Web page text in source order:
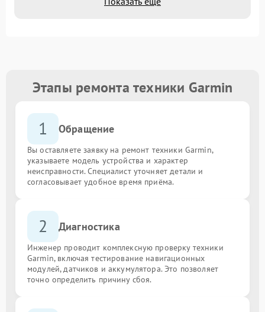
Этапы ремонта техники Garmin
1 Обращение
Вы оставляете заявку на ремонт техники Garmin,
указываете модель устройства и характер
неисправности. Специалист уточняет детали и
согласовывает удобное время приёма.
2 Диагностика
Инженер проводит комплексную проверку техники
Garmin, включая тестирование навигационных
модулей, датчиков и аккумулятора. Это позволяет
точно определить причину сбоя.